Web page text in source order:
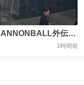
外伝
え、今日は新たな気
燃える森を初演、
1時間前